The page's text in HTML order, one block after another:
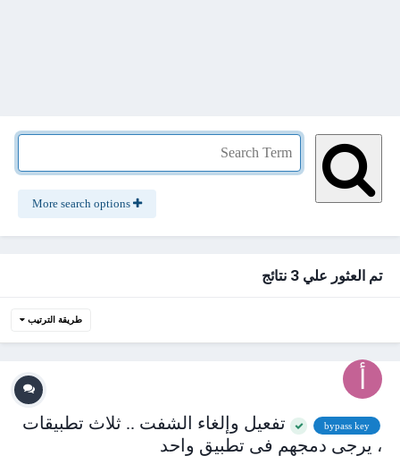
تم العثور علي 3 نتائج
طريقة الترتيب
bypass key
تفعيل وإلغاء الشفت .. ثلاث تطبيقات
، يرجى دمجهم فى تطبيق واحد